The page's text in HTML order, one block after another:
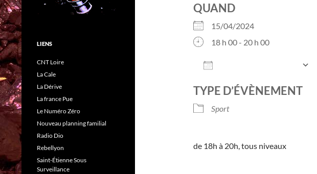
QUAND
15/04/2024
18 h 00 - 20 h 00
TYPE D’ÉVÈNEMENT
Sport
de 18h à 20h, tous niveaux
LIENS
CNT Loire
La Cale
La Dérive
La france Pue
Le Numéro Zéro
Nouveau planning familial
Radio Dio
Rebellyon
Saint-Étienne Sous
Surveillance